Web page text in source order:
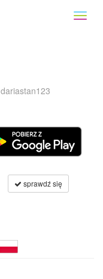
dariastan123
sprawdź się